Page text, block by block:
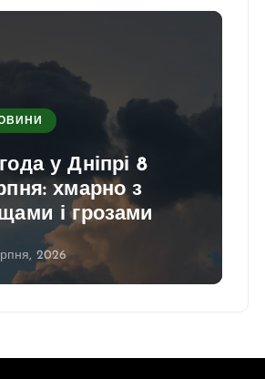
у Дніпрі 8
хмарно з
і грозами
2026